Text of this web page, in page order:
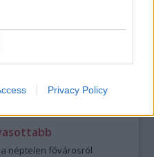
Privacy Policy
néptelen fővárosról